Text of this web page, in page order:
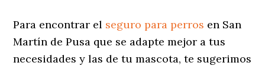
Para encontrar el seguro para perros en San
Martín de Pusa que se adapte mejor a tus
necesidades y las de tu mascota, te sugerimos